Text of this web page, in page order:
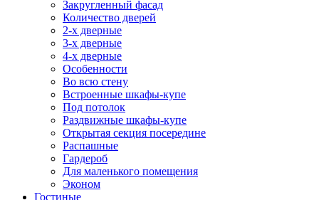
Закругленный фасад
Количество дверей
2-х дверные
3-х дверные
4-х дверные
Особенности
Во всю стену
Встроенные шкафы-купе
Под потолок
Раздвижные шкафы-купе
Открытая секция посередине
Распашные
Гардероб
Для маленького помещения
Эконом
Гостиные